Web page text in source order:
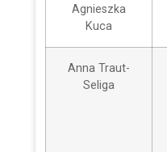
Agnieszka
Kuca
Anna Traut-
Seliga